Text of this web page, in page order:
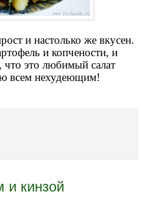
и настолько же вкусен.
и копчености, и
что это любимый салат
всем нехудеющим!
и кинзой